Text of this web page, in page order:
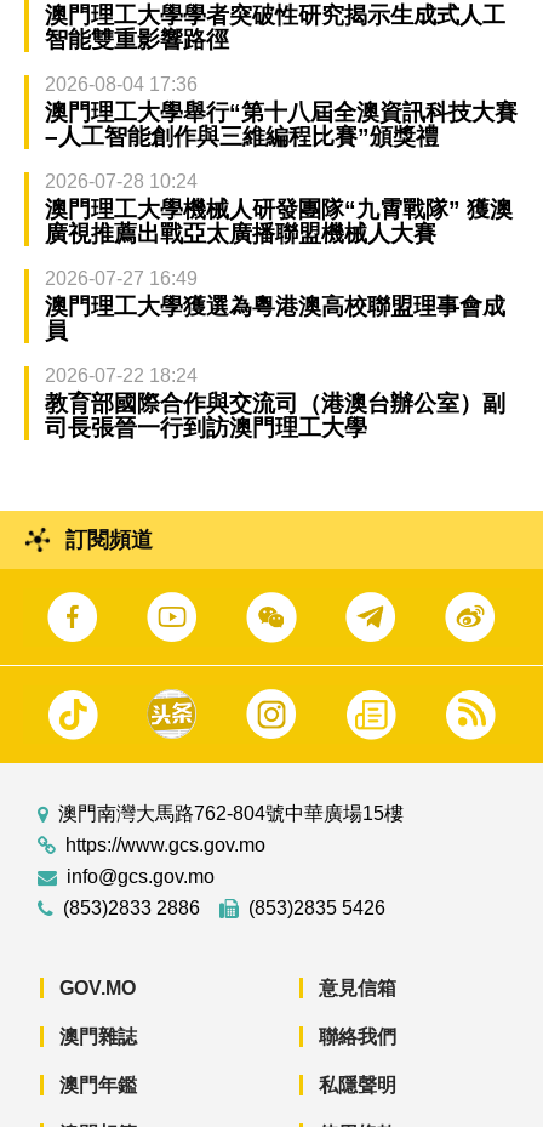
澳門理工大學學者突破性研究揭示生成式人工
智能雙重影響路徑
2026-08-04 17:36
澳門理工大學舉行“第十八屆全澳資訊科技大賽
–人工智能創作與三維編程比賽”頒獎禮
2026-07-28 10:24
澳門理工大學機械人研發團隊“九霄戰隊” 獲澳
廣視推薦出戰亞太廣播聯盟機械人大賽
2026-07-27 16:49
澳門理工大學獲選為粵港澳高校聯盟理事會成
員
2026-07-22 18:24
教育部國際合作與交流司（港澳台辦公室）副
司長張晉一行到訪澳門理工大學
訂閱頻道
澳門南灣大馬路762-804號中華廣場15樓
https://www.gcs.gov.mo
info@gcs.gov.mo
(853)2833 2886
(853)2835 5426
GOV.MO
澳門雜誌
澳門年鑑
意見信箱
聯絡我們
私隱聲明